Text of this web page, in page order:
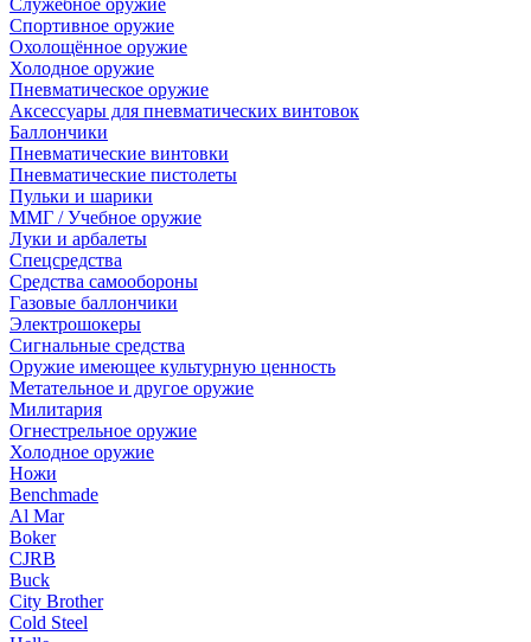
Служебное оружие
Спортивное оружие
Охолощённое оружие
Холодное оружие
Пневматическое оружие
Аксессуары для пневматических винтовок
Баллончики
Пневматические винтовки
Пневматические пистолеты
Пульки и шарики
ММГ / Учебное оружие
Луки и арбалеты
Спецсредства
Средства самообороны
Газовые баллончики
Электрошокеры
Сигнальные средства
Оружие имеющее культурную ценность
Метательное и другое оружие
Милитария
Огнестрельное оружие
Холодное оружие
Ножи
Benchmade
Al Mar
Boker
CJRB
Buck
City Brother
Cold Steel